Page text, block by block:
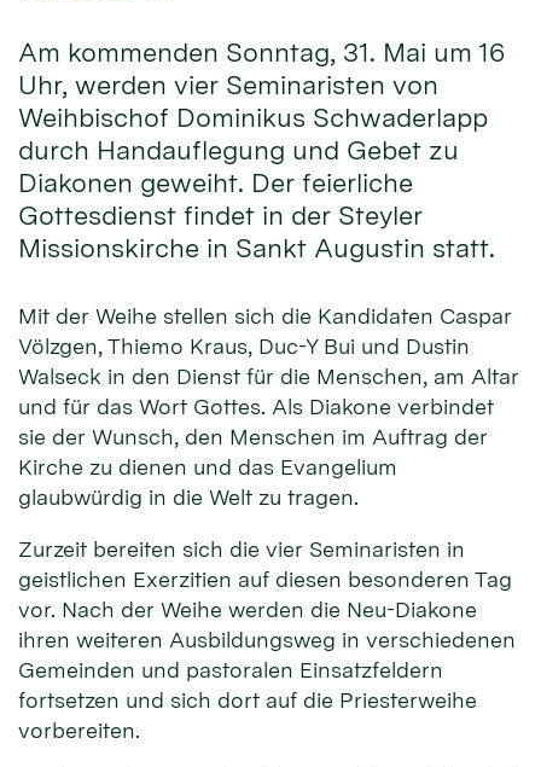
Am kommenden Sonntag, 31. Mai um 16
Uhr, werden vier Seminaristen von
Weihbischof Dominikus Schwaderlapp
durch Handauflegung und Gebet zu
Diakonen geweiht. Der feierliche
Gottesdienst findet in der Steyler
Missionskirche in Sankt Augustin statt.
Mit der Weihe stellen sich die Kandidaten Caspar
Völzgen, Thiemo Kraus, Duc-Y Bui und Dustin
Walseck in den Dienst für die Men­schen, am Altar
und für das Wort Gottes. Als Diakone verbindet
sie der Wunsch, den Menschen im Auftrag der
Kirche zu dienen und das Evangelium
glaubwürdig in die Welt zu tragen.
Zurzeit bereiten sich die vier Seminaristen in
geistlichen Exerzitien auf diesen besonderen Tag
vor. Nach der Weihe werden die Neu-Diakone
ihren weiteren Ausbildungsweg in verschiedenen
Gemeinden und pastoralen Einsatzfeldern
fortsetzen und sich dort auf die Priesterweihe
vorbereiten.